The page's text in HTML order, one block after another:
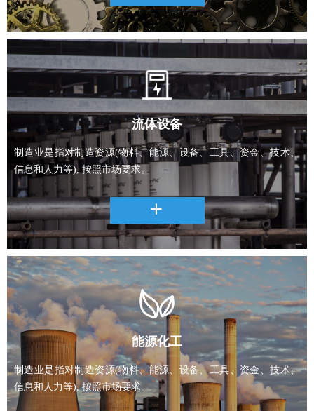
制造业是指对制造资源(物料、能源、设备、工具、资金、技术、
信息和人力等), 按照市场要求。
流体设备
ꄶ
制造业是指对制造资源(物料、能源、设备、工具、资金、技术、
信息和人力等), 按照市场要求。
能源化工